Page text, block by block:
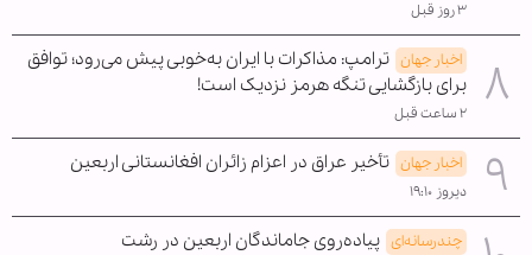
۳ روز قبل
اخبار جهان ترامپ: مذاکرات با ایران به‌خوبی پیش می‌رود؛ توافق
برای بازگشایی تنگه هرمز نزدیک است!
۲ ساعت قبل
اخبار جهان تأخیر عراق در اعزام زائران افغانستانی اربعین
دیروز ۱۹:۱۰
چندرسانه‌ای پیاده‌روی جاماندگان اربعین در رشت